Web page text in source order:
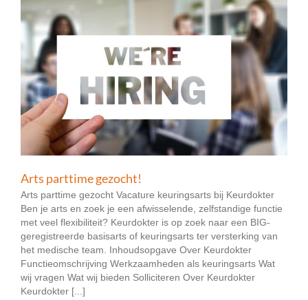
Arts parttime gezocht!
Arts parttime gezocht Vacature keuringsarts bij Keurdokter
Ben je arts en zoek je een afwisselende, zelfstandige functie
met veel flexibiliteit? Keurdokter is op zoek naar een BIG-
geregistreerde basisarts of keuringsarts ter versterking van
het medische team. Inhoudsopgave Over Keurdokter
Functieomschrijving Werkzaamheden als keuringsarts Wat
wij vragen Wat wij bieden Solliciteren Over Keurdokter
Keurdokter [...]